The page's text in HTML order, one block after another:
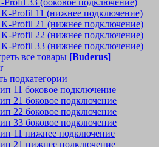
Profil 33 (боковое подключение)
Profil 11 (нижнее подключение)
Profil 21 (нижнее подключение)
Profil 22 (нижнее подключение)
Profil 33 (нижнее подключение)
все товары [Buderus]
подкатегории
11 боковое подключение
21 боковое подключение
22 боковое подключение
33 боковое подключение
11 нижнее подключение
21 нижнее подключение